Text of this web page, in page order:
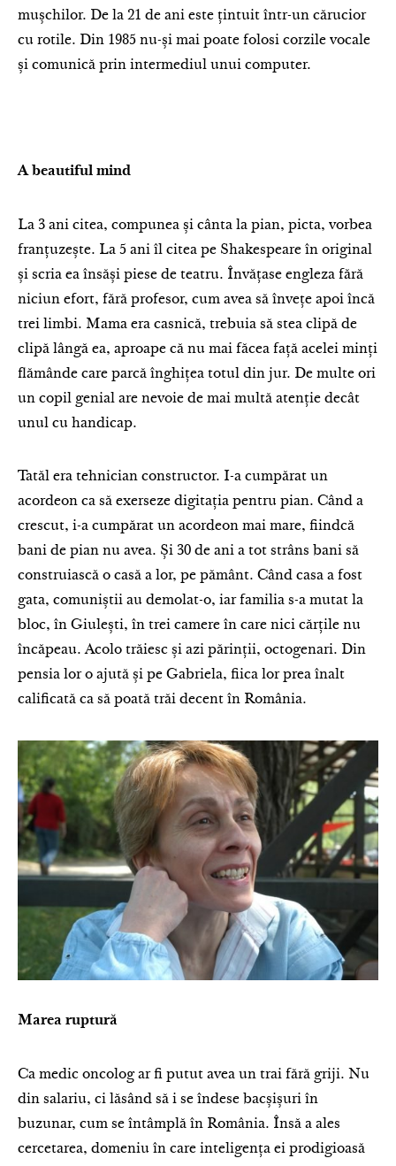
mușchilor. De la 21 de ani este țintuit într-un cărucior
cu rotile. Din 1985 nu-și mai poate folosi corzile vocale
și comunică prin intermediul unui computer.
A beautiful mind
La 3 ani citea, compunea și cânta la pian, picta, vorbea
franțuzește. La 5 ani îl citea pe Shakespeare în original
și scria ea însăși piese de teatru. Învățase engleza fără
niciun efort, fără profesor, cum avea să învețe apoi încă
trei limbi. Mama era casnică, trebuia să stea clipă de
clipă lângă ea, aproape că nu mai făcea față acelei minți
flămânde care parcă înghițea totul din jur. De multe ori
un copil genial are nevoie de mai multă atenție decât
unul cu handicap.
Tatăl era tehnician constructor. I-a cumpărat un
acordeon ca să exerseze digitația pentru pian. Când a
crescut, i-a cumpărat un acordeon mai mare, fiindcă
bani de pian nu avea. Și 30 de ani a tot strâns bani să
construiască o casă a lor, pe pământ. Când casa a fost
gata, comuniștii au demolat-o, iar familia s-a mutat la
bloc, în Giulești, în trei camere în care nici cărțile nu
încăpeau. Acolo trăiesc și azi părinții, octogenari. Din
pensia lor o ajută și pe Gabriela, fiica lor prea înalt
calificată ca să poată trăi decent în România.
Marea ruptură
Ca medic oncolog ar fi putut avea un trai fără griji. Nu
din salariu, ci lăsând să i se îndese bacșișuri în
buzunar, cum se întâmplă în România. Însă a ales
cercetarea, domeniu în care inteligența ei prodigioasă